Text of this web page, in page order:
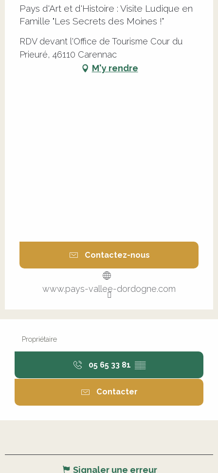
Pays d'Art et d'Histoire : Visite Ludique en
Famille "Les Secrets des Moines !"
RDV devant l'Office de Tourisme Cour du
Prieuré, 46110 Carennac
M'y rendre
Contactez-nous
www.pays-vallee-dordogne.com
Propriétaire
05 65 33 81 ▒▒
Contacter
Signaler une erreur